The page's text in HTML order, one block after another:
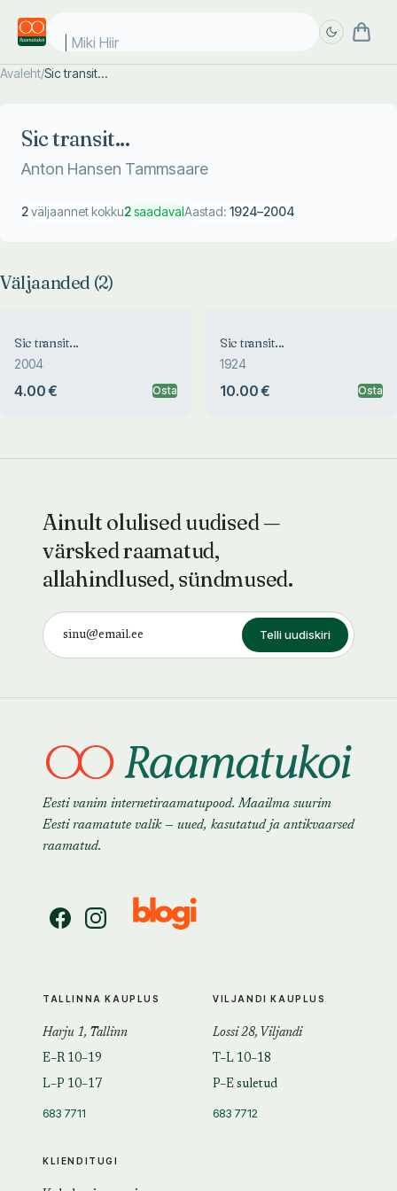
Miki Hiir
Avaleht/Sic transit...
Sic transit...
Anton Hansen Tammsaare
2väljaannet kokku2saadavalAastad: 1924–2004
Väljaanded (2)
Sic transit...
2004
4.00 € Osta
Sic transit...
1924
10.00 € Osta
Ainult olulised uudised —
värsked raamatud,
allahindlused, sündmused.
Telli uudiskiri
Eesti vanim internetiraamatupood. Maailma suurim
Eesti raamatute valik — uued, kasutatud ja antikvaarsed
raamatud.
KLIENDITUGI
TALLINNA KAUPLUS
Harju 1, Tallinn
E–R 10–19
L–P 10–17
683 7711
VILJANDI KAUPLUS
Lossi 28, Viljandi
T–L 10–18
P–E suletud
683 7712